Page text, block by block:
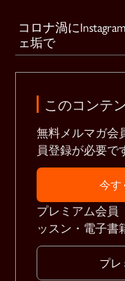
コロナ渦に
ェ垢で
このコンテ
無料メルマガ会
員登録が必要で
今す
プレミアム会員
ッスン・電子書
プレ